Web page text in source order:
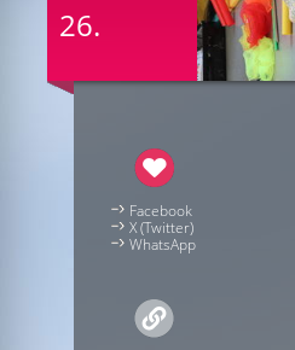
26.
Facebook
X (Twitter)
WhatsApp